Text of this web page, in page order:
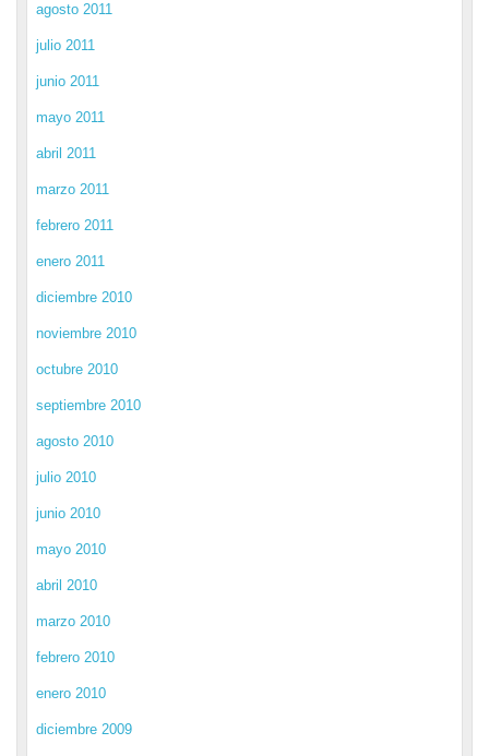
agosto 2011
julio 2011
junio 2011
mayo 2011
abril 2011
marzo 2011
febrero 2011
enero 2011
diciembre 2010
noviembre 2010
octubre 2010
septiembre 2010
agosto 2010
julio 2010
junio 2010
mayo 2010
abril 2010
marzo 2010
febrero 2010
enero 2010
diciembre 2009